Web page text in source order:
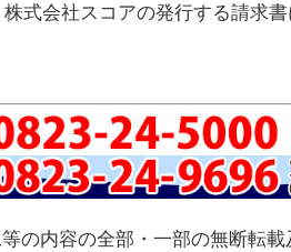
会社スコアの発行する請求書
の内容の全部・一部の無断転